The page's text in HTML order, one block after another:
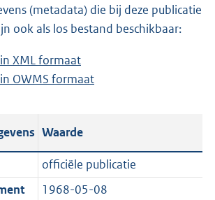
(metadata) die bij deze publicatie
ook als los bestand beschikbaar:
XML formaat
e
a
n
d
s
OWMS formaat
a
n
d
Waarde
officiële publicatie
1968-05-08